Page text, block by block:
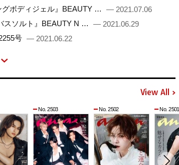
グボディジェル』BEAUTY …
— 2021.07.06
スソルト』BEAUTY N …
— 2021.06.29
号 — 2021.06.22
View All
No. 2503 No. 2502 No. 2501